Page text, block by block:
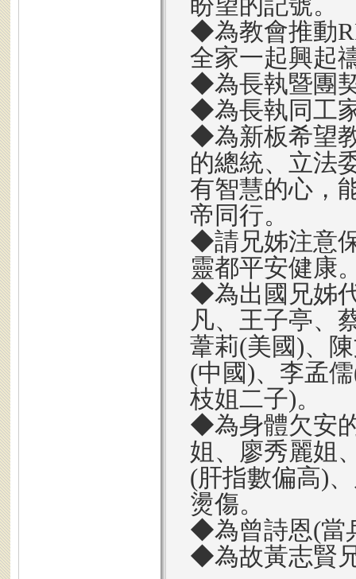
◆為教會推動
全家一起興起
◆為長執暨團
◆為長執同工
◆為新板希望
的總統、立法
有智慧的心，
帝同行。
◆請兄姊注意
靈都平安健康
◆為出國兄姊
凡、王子亭、
葦莉(美國)、
(中國)、李孟
枝姐二子)。
◆為身體欠安
姐、廖秀麗姐
(肝指數偏高)
燙傷。
◆為曾詩恩(當
◆為故黃志賢